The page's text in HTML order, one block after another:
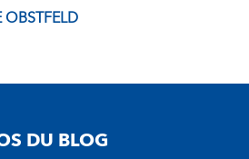
DU BLOG